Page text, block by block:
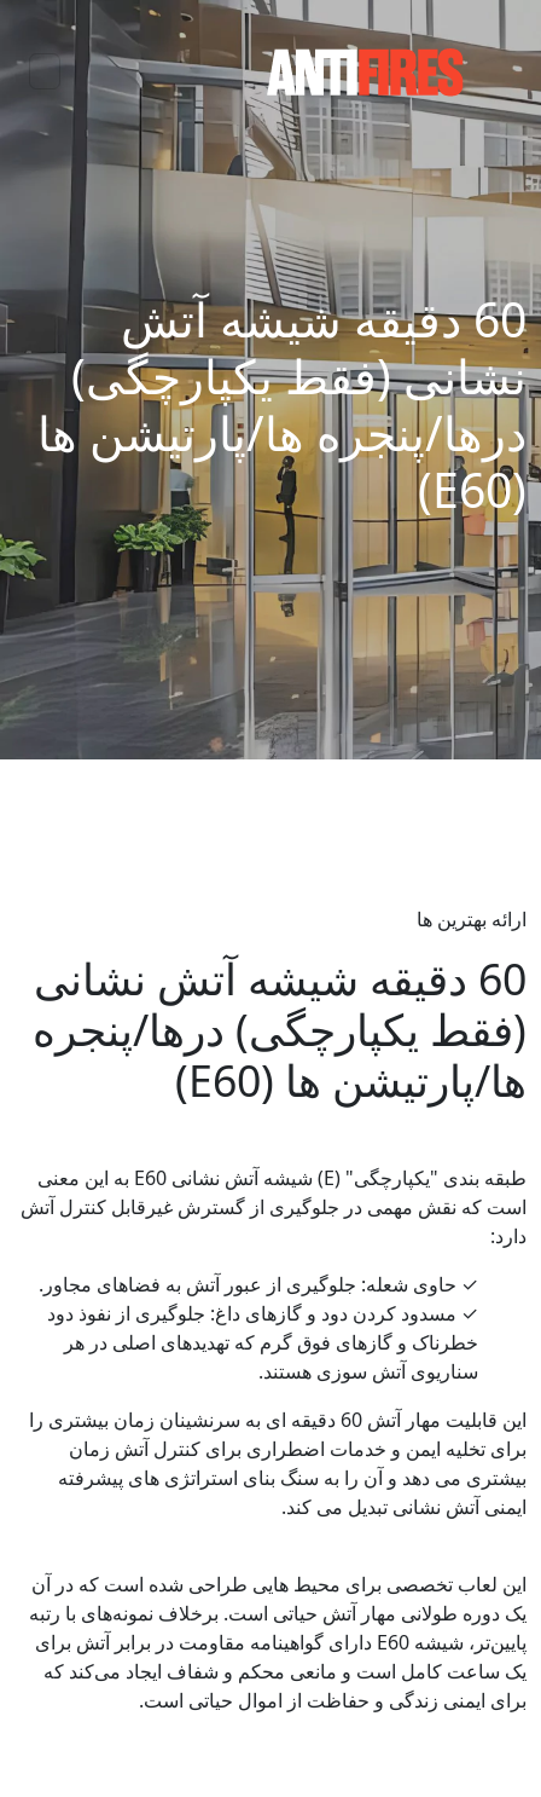
60 دقیقه شیشه آتش
نشانی (فقط یکپارچگی)
درها/پنجره ها/پارتیشن ها
(E60)
ارائه بهترین ها
60 دقیقه شیشه آتش نشانی
(فقط یکپارچگی) درها/پنجره
ها/پارتیشن ها (E60)
طبقه بندی "یکپارچگی" (E) شیشه آتش نشانی E60 به این معنی
است که نقش مهمی در جلوگیری از گسترش غیرقابل کنترل آتش
دارد:
✓حاوی شعله: جلوگیری از عبور آتش به فضاهای مجاور.
✓مسدود کردن دود و گازهای داغ: جلوگیری از نفوذ دود
خطرناک و گازهای فوق گرم که تهدیدهای اصلی در هر
سناریوی آتش سوزی هستند.
این قابلیت مهار آتش 60 دقیقه ای به سرنشینان زمان بیشتری را
برای تخلیه ایمن و خدمات اضطراری برای کنترل آتش زمان
بیشتری می دهد و آن را به سنگ بنای استراتژی های پیشرفته
ایمنی آتش نشانی تبدیل می کند.
این لعاب تخصصی برای محیط هایی طراحی شده است که در آن
یک دوره طولانی مهار آتش حیاتی است. برخلاف نمونه‌های با رتبه
پایین‌تر، شیشه E60 دارای گواهینامه مقاومت در برابر آتش برای
یک ساعت کامل است و مانعی محکم و شفاف ایجاد می‌کند که
برای ایمنی زندگی و حفاظت از اموال حیاتی است.